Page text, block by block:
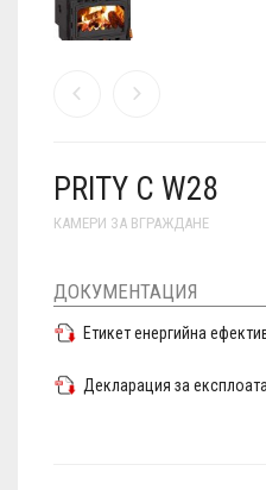
PRITY C W28
КАМЕРИ ЗА ВГРАЖДАНЕ
ДОКУМЕНТАЦИЯ
Етикет енергийна
Декларация за